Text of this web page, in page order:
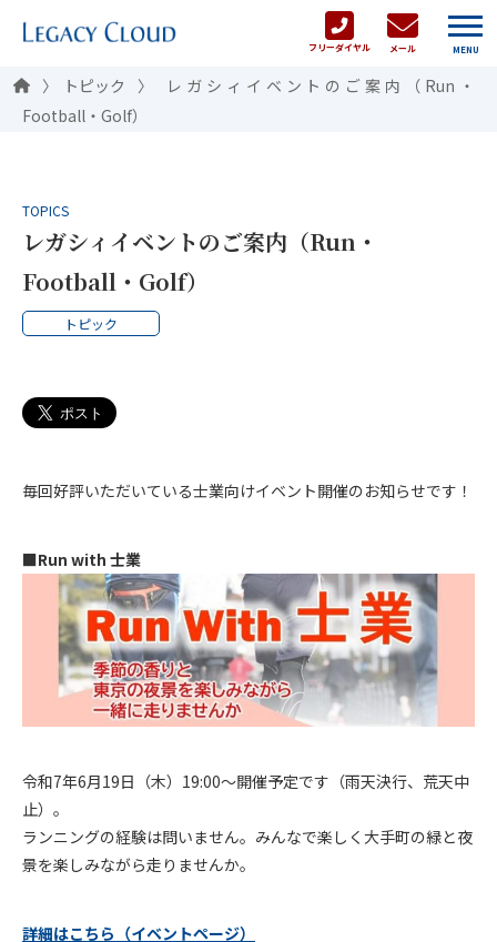
フリーダイヤル メール MENU
トピック
レガシィイベントのご案内（Run・
Football・Golf）
TOPICS
レガシィイベントのご案内（Run・
Football・Golf）
トピック
毎回好評いただいている士業向けイベント開催のお知らせです！
■Run with 士業
令和7年6月19日（木）19:00～開催予定です（雨天決行、荒天中
止）。
ランニングの経験は問いません。みんなで楽しく大手町の緑と夜
景を楽しみながら走りませんか。
詳細はこちら（イベントページ）